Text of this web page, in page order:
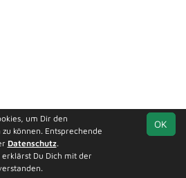
OK
um Dir den
können. Entsprechende
Datenschutz.
Du Dich mit der